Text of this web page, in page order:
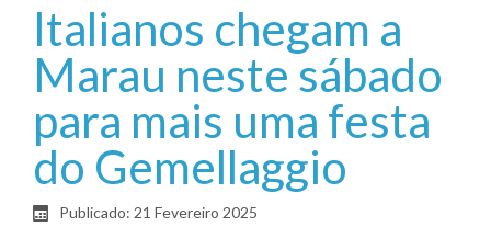
Italianos chegam a
Marau neste sábado
para mais uma festa
do Gemellaggio
Publicado: 21 Fevereiro 2025